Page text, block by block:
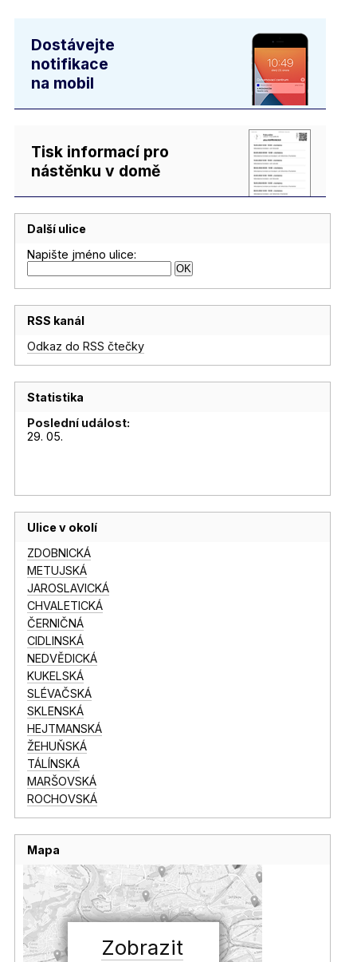
Dostávejte
notifikace
na mobil
Tisk informací pro
nástěnku v domě
Další ulice
Napište jméno ulice:
RSS kanál
Odkaz do RSS čtečky
Statistika
Poslední událost:
29. 05.
Ulice v okolí
ZDOBNICKÁ
METUJSKÁ
JAROSLAVICKÁ
CHVALETICKÁ
ČERNIČNÁ
CIDLINSKÁ
NEDVĚDICKÁ
KUKELSKÁ
SLÉVAČSKÁ
SKLENSKÁ
HEJTMANSKÁ
ŽEHUŇSKÁ
TÁLÍNSKÁ
MARŠOVSKÁ
ROCHOVSKÁ
Mapa
Zobrazit